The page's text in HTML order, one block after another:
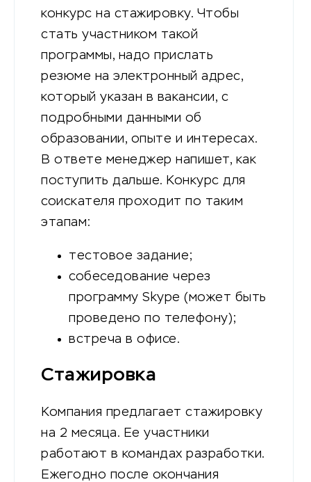
конкурс на стажировку. Чтобы
стать участником такой
программы, надо прислать
резюме на электронный адрес,
который указан в вакансии, с
подробными данными об
образовании, опыте и интересах.
В ответе менеджер напишет, как
поступить дальше. Конкурс для
соискателя проходит по таким
этапам:
тестовое задание;
собеседование через
программу Skype (может быть
проведено по телефону);
встреча в офисе.
Стажировка
Компания предлагает стажировку
на 2 месяца. Ее участники
работают в командах разработки.
Ежегодно после окончания